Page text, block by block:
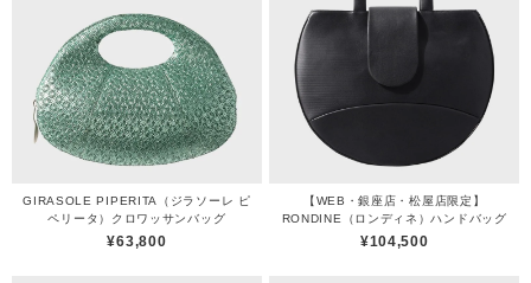
GIRASOLE PIPERITA（ジラソーレ ピ
ペリータ）クロワッサンバッグ
¥63,800
【WEB・銀座店・松屋店限定】
RONDINE（ロンディネ）ハンドバッグ
¥104,500